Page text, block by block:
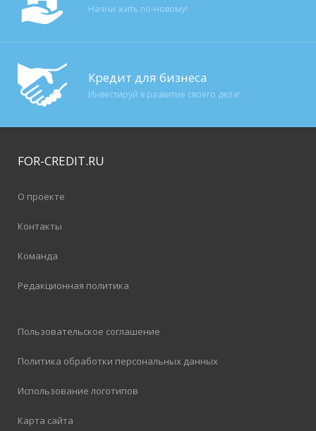
Начни жить по-новому!
Кредит для бизнеса
Инвестируй в развитие своего дела!
FOR-CREDIT.RU
О проекте
Контакты
Команда
Редакционная политика
Пользовательское соглашение
Политика обработки персональных данных
Использование логотипов
Карта сайта